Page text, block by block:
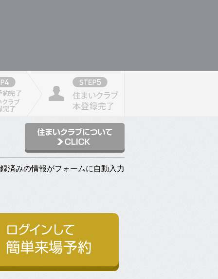
済みの情報がフォームに自動入力